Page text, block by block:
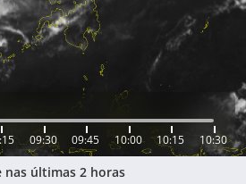
09:30 09:45 10:00 10:15 10:30
nas últimas 2 horas